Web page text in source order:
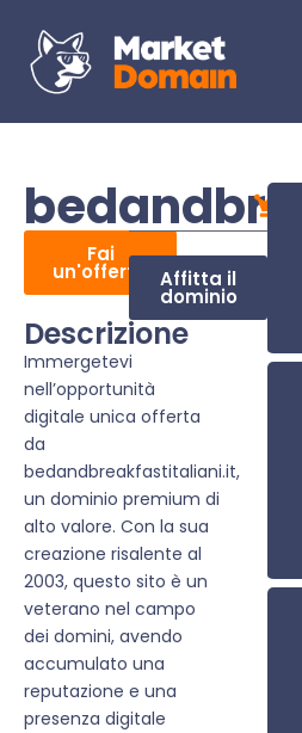
Fai
un'offerta Affitta il
dominio
Descrizione
Immergetevi
nell’opportunità
digitale unica offerta
da
bedandbreakfastitaliani.it,
un dominio premium di
alto valore. Con la sua
creazione risalente al
2003, questo sito è un
veterano nel campo
dei domini, avendo
accumulato una
reputazione e una
presenza digitale